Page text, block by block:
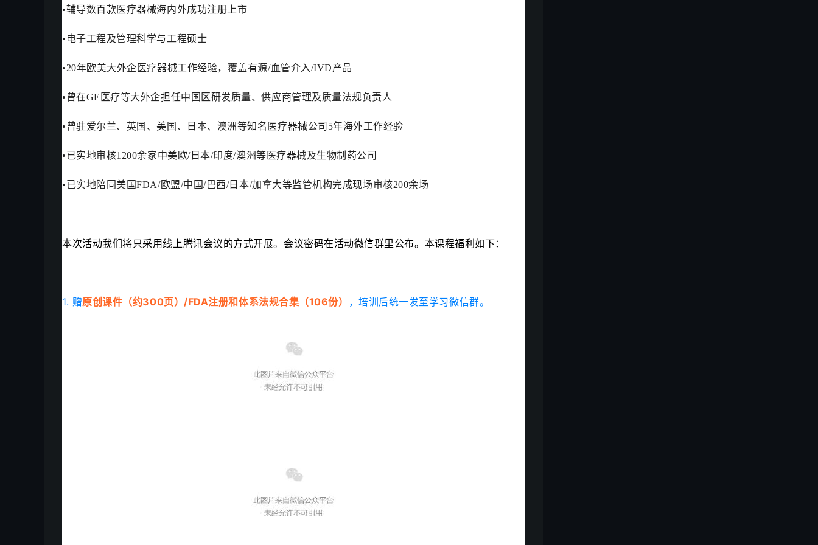
•辅导数百款医疗器械海内外成功注册上市
•电子工程及管理科学与工程硕士
•20年欧美大外企医疗器械工作经验，覆盖有源/血管介入/IVD产品
•曾在GE医疗等大外企担任中国区研发质量、供应商管理及质量法规负责人
•曾驻爱尔兰、英国、美国、日本、澳洲等知名医疗器械公司5年海外工作经验
•已实地审核1200余家中美欧/日本/印度/澳洲等医疗器械及生物制药公司
•已实地陪同美国FDA/欧盟/中国/巴西/日本/加拿大等监管机构完成现场审核200余场
本次活动我们将只采用线上腾讯会议的方式开展。会议密码在活动微信群里公布。本课程福利如下：
1. 赠原创课件（约300页）/FDA注册和体系法规合集（106份） ，培训后统一发至学习微信群。